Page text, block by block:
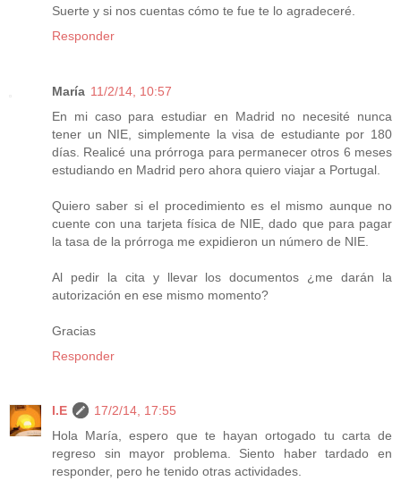
Suerte y si nos cuentas cómo te fue te lo agradeceré.
Responder
María 11/2/14, 10:57
En mi caso para estudiar en Madrid no necesité nunca
tener un NIE, simplemente la visa de estudiante por 180
días. Realicé una prórroga para permanecer otros 6 meses
estudiando en Madrid pero ahora quiero viajar a Portugal.
Quiero saber si el procedimiento es el mismo aunque no
cuente con una tarjeta física de NIE, dado que para pagar
la tasa de la prórroga me expidieron un número de NIE.
Al pedir la cita y llevar los documentos ¿me darán la
autorización en ese mismo momento?
Gracias
Responder
I.E
17/2/14, 17:55
Hola María, espero que te hayan ortogado tu carta de
regreso sin mayor problema. Siento haber tardado en
responder, pero he tenido otras actividades.